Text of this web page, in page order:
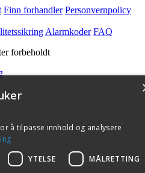
Finn forhandler Personvernpolicy
Alarmkoder FAQ
forbeholdt
å tilpasse innhold og analysere
YTELSE MÅLRETTING